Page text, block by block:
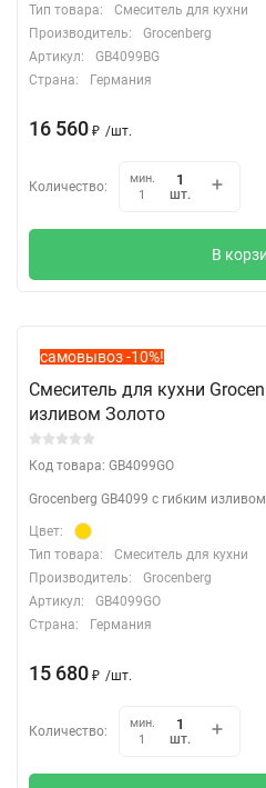
Тип товара:
Смеситель для кухни
Производитель:
Grocenberg
Артикул:
GB4099BG
Страна:
Германия
16 560 ₽ /шт.
Количество:
мин.
1
шт.
В
самовывоз -10%!
Смеситель для кухни
изливом Золото
Код товара: GB4099GO
Grocenberg GB4099 с гибким
Цвет:
Тип товара:
Смеситель для кухни
Производитель:
Grocenberg
Артикул:
GB4099GO
Страна:
Германия
15 680 ₽ /шт.
Количество:
мин.
1
шт.